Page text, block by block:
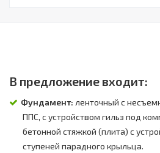
В предложение входит:
Фундамент: ленточный с
ППС, с устройством гильз под
бетонной стяжкой (плита) с
ступеней парадного крыльца.